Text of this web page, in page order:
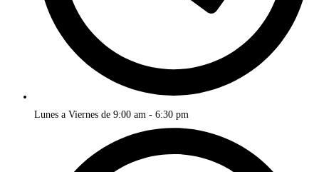
Lunes a Viernes de 9:00 am - 6:30 pm